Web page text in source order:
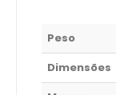
Peso
Dimensões